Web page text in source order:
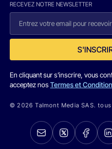
RECEVEZ NOTRE NEWSLETTER
En cliquant sur s'inscrire, vous
acceptez nosTermes et
© 2026 Talmont Media SAS.